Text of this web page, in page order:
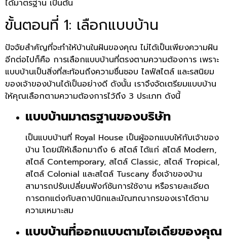
ได้มาตรฐาน เป็นต้น
ขั้นตอนที่ 1: เลือกแบบบ้าน
ปัจจัยสำคัญที่จะทำให้บ้านในฝันของคุณ ไม่ได้เป็นเพียงความฝัน
อีกต่อไปก็คือ การเลือกแบบบ้านที่ตรงตามความต้องการ เพราะ
แบบบ้านเป็นสิ่งที่สะท้อนถึงความชื่นชอบ ไลฟ์สไตล์ และรสนิยม
ของเจ้าของบ้านได้เป็นอย่างดี ดังนั้น เราจึงจัดเตรียมแบบบ้าน
ให้คุณเลือกตามความต้องการไว้ถึง 3 ประเภท ดังนี้
แบบบ้านมาตรฐานของบริษัท
เป็นแบบบ้านที่ Royal House เป็นผู้ออกแบบให้กับเจ้าของ
บ้าน โดยมีให้เลือกมาถึง 6 สไตล์ ได้แก่ สไตล์ Modern,
สไตล์ Contemporary, สไตล์ Classic, สไตล์ Tropical,
สไตล์ Colonial และสไตล์ Tuscany ซึ่งเจ้าของบ้าน
สามารถปรับเปลี่ยนฟังก์ชันการใช้งาน หรือรายละเอียด
การตกแต่งกับสถาปนิกและมัณฑณากรของเราได้ตาม
ความเหมาะสม
แบบบ้านที่ออกแบบตามไอเดียของคุณ